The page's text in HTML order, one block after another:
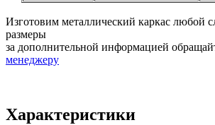
Изготовим металлический каркас любой
размеры
за дополнительной информацией
менеджеру
Характеристики